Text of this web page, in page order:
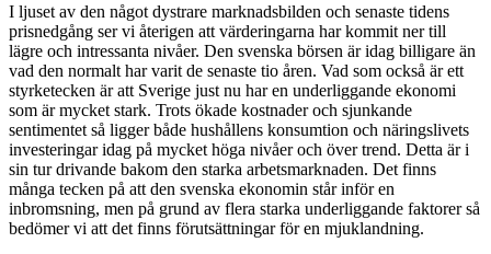
I ljuset av den något dystrare marknadsbilden och senaste tidens
prisnedgång ser vi återigen att värderingarna har kommit ner till
lägre och intressanta nivåer. Den svenska börsen är idag billigare än
vad den normalt har varit de senaste tio åren. Vad som också är ett
styrketecken är att Sverige just nu har en underliggande ekonomi
som är mycket stark. Trots ökade kostnader och sjunkande
sentimentet så ligger både hushållens konsumtion och näringslivets
investeringar idag på mycket höga nivåer och över trend. Detta är i
sin tur drivande bakom den starka arbetsmarknaden. Det finns
många tecken på att den svenska ekonomin står inför en
inbromsning, men på grund av flera starka underliggande faktorer så
bedömer vi att det finns förutsättningar för en mjuklandning.